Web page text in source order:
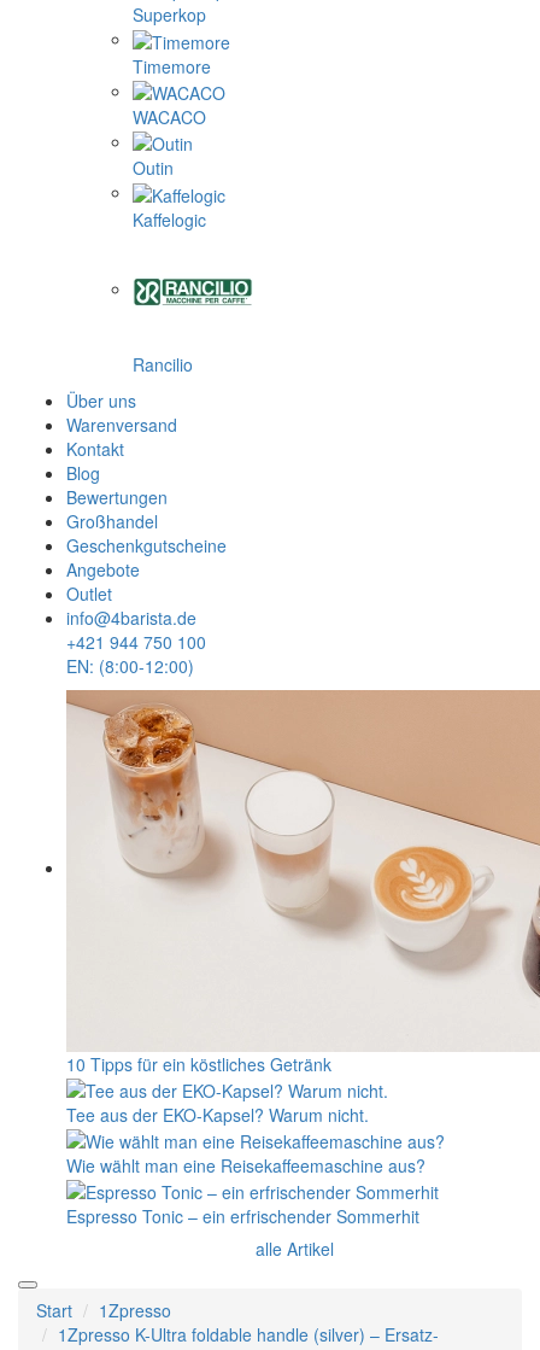
Superkop
Timemore
WACACO
Outin
Kaffelogic
Rancilio
Über uns
Warenversand
Kontakt
Blog
Bewertungen
Großhandel
Geschenkgutscheine
Angebote
Outlet
info@4barista.de
+421 944 750 100
EN: (8:00-12:00)
10 Tipps für ein köstliches Getränk
Tee aus der EKO-Kapsel? Warum nicht.
Wie wählt man eine Reisekaffeemaschine aus?
Espresso Tonic – ein erfrischender Sommerhit
alle Artikel
Start
1Zpresso
1Zpresso K-Ultra foldable handle (silver) – Ersatz-